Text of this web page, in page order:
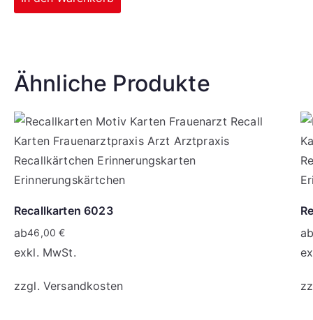
Ähnliche Produkte
Recallkarten 6023
ab46,00€
exkl. MwSt.
zzgl. Versandkosten